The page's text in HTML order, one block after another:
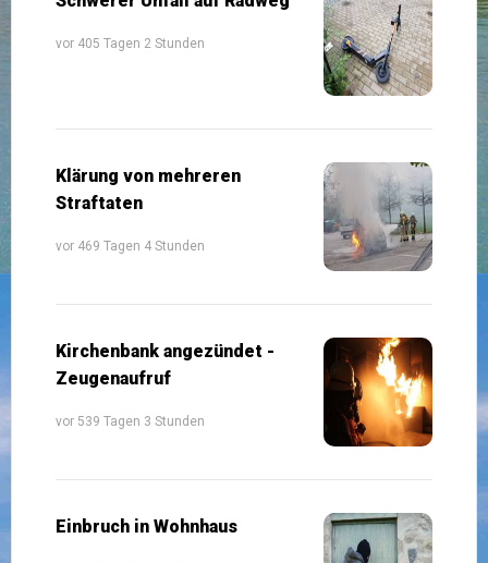
vor 405 Tagen 2 Stunden
Klärung von mehreren
Straftaten
vor 469 Tagen 4 Stunden
Kirchenbank angezündet -
Zeugenaufruf
vor 539 Tagen 3 Stunden
Einbruch in Wohnhaus